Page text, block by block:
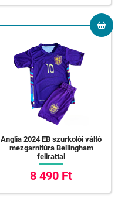
Anglia 2024 EB szurkolói váltó
mezgarnitúra Bellingham
felirattal
8 490 Ft